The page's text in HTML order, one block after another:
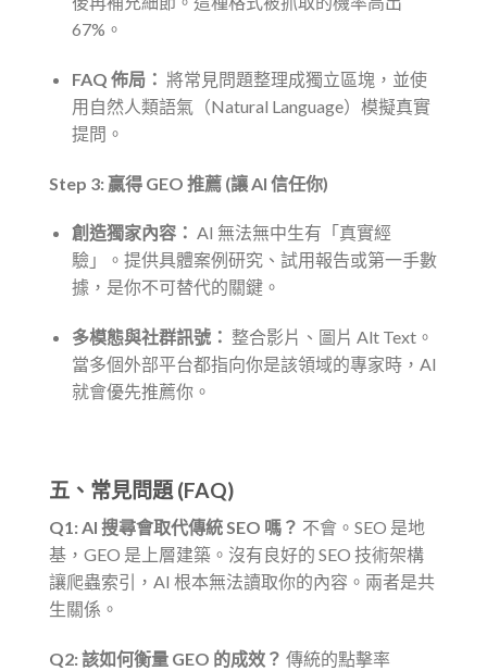
67%。
FAQ 佈局： 將常見問題整理成獨立區塊，並使
用自然人類語氣（Natural Language）模擬真實
提問。
Step 3: 贏得 GEO 推薦 (讓 AI 信任你)
創造獨家內容： AI 無法無中生有「真實經
驗」。提供具體案例研究、試用報告或第一手數
據，是你不可替代的關鍵。
多模態與社群訊號： 整合影片、圖片 Alt Text。
當多個外部平台都指向你是該領域的專家時，AI
就會優先推薦你。
五、常見問題 (FAQ)
Q1: AI 搜尋會取代傳統 SEO 嗎？ 不會。SEO 是地
基，GEO 是上層建築。沒有良好的 SEO 技術架構
讓爬蟲索引，AI 根本無法讀取你的內容。兩者是共
生關係。
Q2: 該如何衡量 GEO 的成效？ 傳統的點擊率